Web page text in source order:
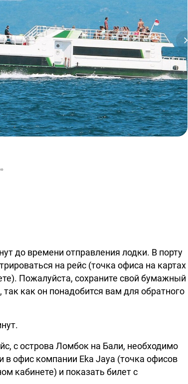
до времени отправления лодки. В порту
на рейс (точка офиса на картах
Пожалуйста, сохраните свой бумажный
как он понадобится вам для обратного
с острова Ломбок на Бали, необходимо
в офис компании Eka Jaya (точка офисов
кабинете) и показать билет с